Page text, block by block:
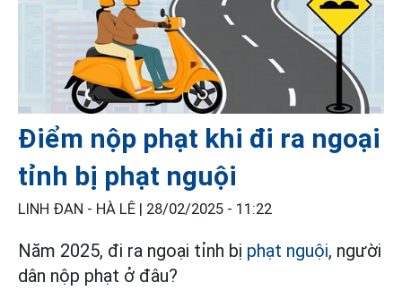
Điểm nộp phạt khi đi ra ngoại
tỉnh bị phạt nguội
LINH ĐAN - HÀ LÊ | 28/02/2025 - 11:22
Năm 2025, đi ra ngoại tỉnh bị phạt nguội, người
dân nộp phạt ở đâu?